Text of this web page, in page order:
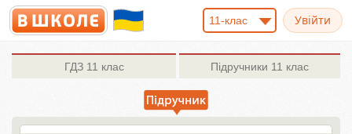
11-клас
ГДЗ11 клас Підручники 11 клас